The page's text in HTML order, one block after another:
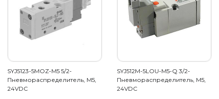
SYJ5123-5MOZ-M5 5/2-
Пневмораспределитель, М5,
24VDC
SYJ512M-5LOU-M5-Q 3/2-
Пневмораспределитель, М5,
24VDC